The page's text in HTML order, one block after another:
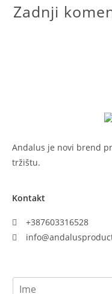
Zadnji
Andalus je novi brend
tržištu.
Kontakt
+387603316528